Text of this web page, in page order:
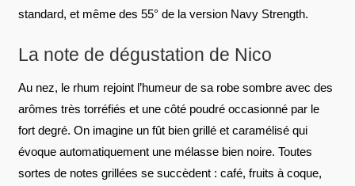
standard, et même des 55° de la version Navy Strength.
La note de dégustation de Nico
Au nez, le rhum rejoint l’humeur de sa robe sombre avec des
arômes très torréfiés et une côté poudré occasionné par le
fort degré. On imagine un fût bien grillé et caramélisé qui
évoque automatiquement une mélasse bien noire. Toutes
sortes de notes grillées se succèdent : café, fruits à coque,